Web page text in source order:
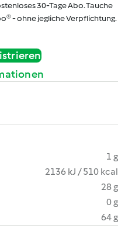
30-Tage Abo. Tauche
- ohne jegliche Verpflichtung.
1 g
2136 kJ / 510 kcal
28 g
0 g
64 g